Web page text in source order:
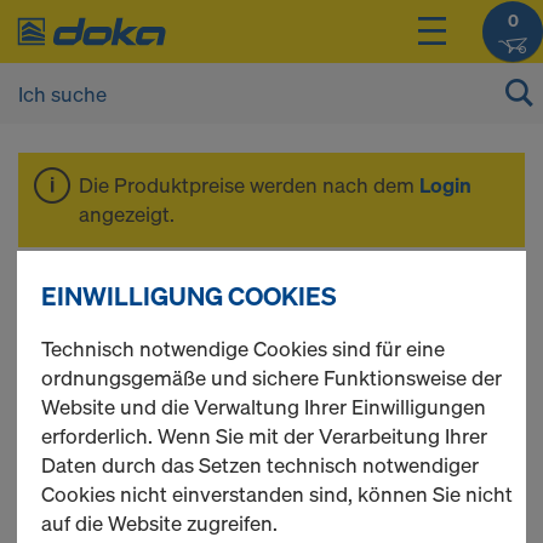
0
Die Produktpreise werden nach dem Login
angezeigt.
Dokaflex
EINWILLIGUNG COOKIES
Technisch notwendige Cookies sind für eine
ordnungsgemäße und sichere Funktionsweise der
Website und die Verwaltung Ihrer Einwilligungen
erforderlich. Wenn Sie mit der Verarbeitung Ihrer
Daten durch das Setzen technisch notwendiger
Cookies nicht einverstanden sind, können Sie nicht
auf die Website zugreifen.